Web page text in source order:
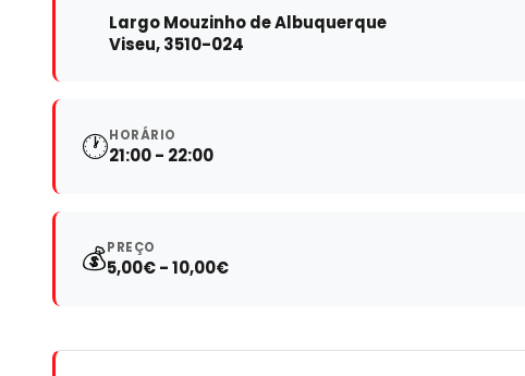
Largo Mouzinho de Albuquerque
Viseu, 3510-024
🕐HORÁRIO
21:00 - 22:00
💰PREÇO
5,00€ - 10,00€